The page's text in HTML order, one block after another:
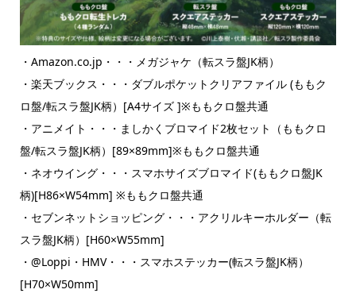
・Amazon.co.jp・・・メガジャケ（転スラ盤JK柄）
・楽天ブックス・・・ダブルポケットクリアファイル (ももク
ロ盤/転スラ盤JK柄）[A4サイズ ]※ももクロ盤共通
・アニメイト・・・ましかくブロマイド2枚セット（ももクロ
盤/転スラ盤JK柄）[89×89mm]※ももクロ盤共通
・ネオウイング・・・スマホサイズブロマイド(ももクロ盤JK
柄)[H86×W54mm] ※ももクロ盤共通
・セブンネットショッピング・・・アクリルキーホルダー（転
スラ盤JK柄）[H60×W55mm]
・@Loppi・HMV・・・スマホステッカー(転スラ盤JK柄）
[H70×W50mm]